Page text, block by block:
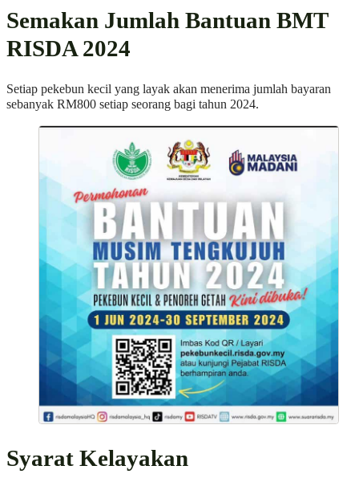
Semakan Jumlah Bantuan BMT
RISDA 2024
Setiap pekebun kecil yang layak akan menerima jumlah bayaran
sebanyak RM800 setiap seorang bagi tahun 2024.
Syarat Kelayakan